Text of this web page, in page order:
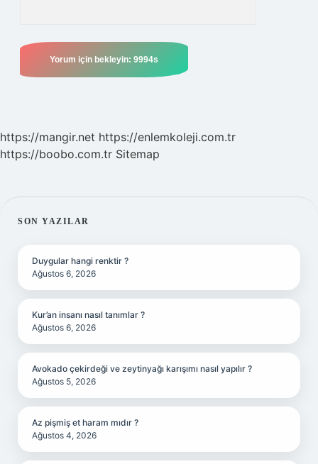
https://mangir.net https://enlemkoleji.com.tr
https://boobo.com.tr Sitemap
SIDEBAR
SON YAZILAR
Duygular hangi renktir ?
Ağustos 6, 2026
Kur’an insanı nasıl tanımlar ?
Ağustos 6, 2026
Avokado çekirdeği ve zeytinyağı karışımı nasıl yapılır ?
Ağustos 5, 2026
Az pişmiş et haram mıdır ?
Ağustos 4, 2026